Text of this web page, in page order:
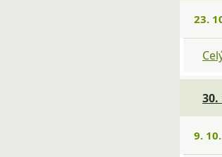
23.
30.
9.